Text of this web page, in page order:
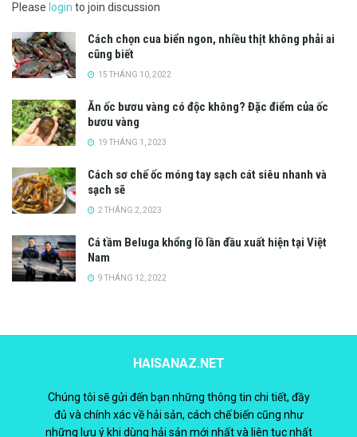
Please login to join discussion
Cách chọn cua biển ngon, nhiều thịt không phải ai
cũng biết
15 THÁNG 10, 2022
Ăn ốc bươu vàng có độc không? Đặc điểm của ốc
bươu vàng
19 THÁNG 1, 2023
Cách sơ chế ốc móng tay sạch cát siêu nhanh và
sạch sẽ
2 THÁNG 2, 2023
Cá tầm Beluga khổng lồ lần đầu xuất hiện tại Việt
Nam
9 THÁNG 12, 2022
HAISANAZ.NET
Chúng tôi sẽ gửi đến bạn những thông tin chi tiết, đầy
đủ và chính xác về hải sản, cách chế biến cũng như
những lưu ý khi dùng hải sản mới nhất và liên tục nhất